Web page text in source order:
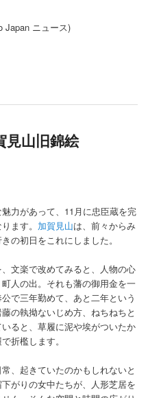
ニュース)
見山旧錦絵
力があって、11月に忠臣蔵を完
ます。 加賀見山は、前々からみ
の初日をこれにしました。
文楽で改めてみると、人物の心
人の出。それも藩の御用金を一
で三年勤めて、あと二年という
の執拗ないじめ方、ねちねちと
ると、草履に泥や埃がついたか
折檻します。
、起きていたのかもしれないと
がりの女中たちが、人形芝居を